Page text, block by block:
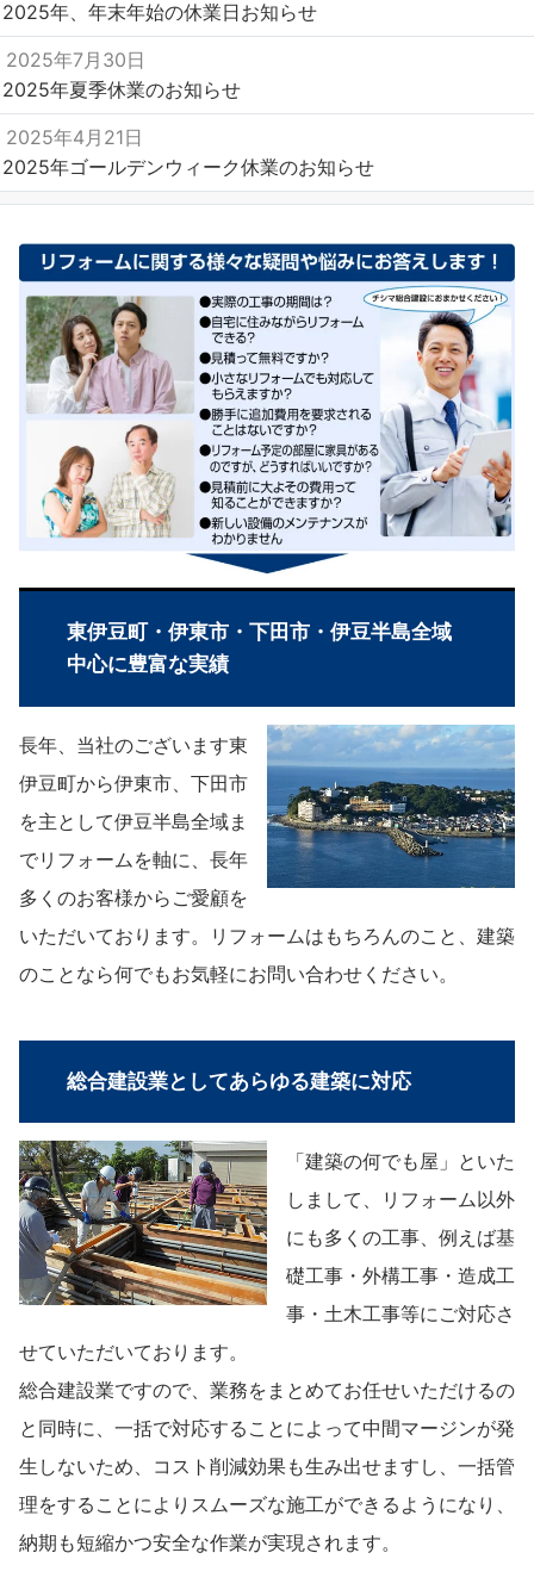
2025年、年末年始の休業日お知らせ
2025年7月30日
2025年夏季休業のお知らせ
2025年4月21日
2025年ゴールデンウィーク休業のお知らせ
東伊豆町・伊東市・下田市・伊豆半島全域
中心に豊富な実績
長年、当社のございます東
伊豆町から伊東市、下田市
を主として伊豆半島全域ま
でリフォームを軸に、長年
多くのお客様からご愛顧を
いただいております。リフォームはもちろんのこと、建築
のことなら何でもお気軽にお問い合わせください。
総合建設業としてあらゆる建築に対応
「建築の何でも屋」といた
しまして、リフォーム以外
にも多くの工事、例えば基
礎工事・外構工事・造成工
事・土木工事等にご対応さ
せていただいております。
総合建設業ですので、業務をまとめてお任せいただけるの
と同時に、一括で対応することによって中間マージンが発
生しないため、コスト削減効果も生み出せますし、一括管
理をすることによりスムーズな施工ができるようになり、
納期も短縮かつ安全な作業が実現されます。